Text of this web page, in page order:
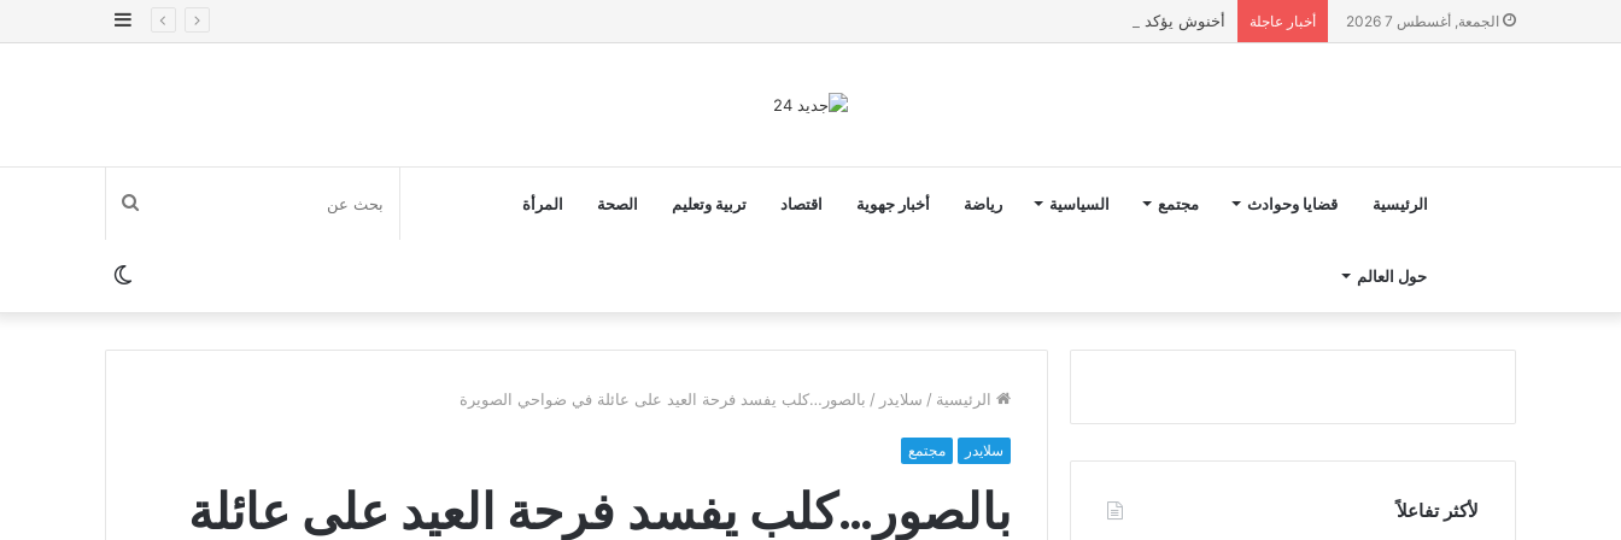
الجمعة, أغسطس 7 2026 أخبار عاجلة أخنوش يؤكد في المذكرة التوجيهية حول ميزانية 2027 أن ثوابت العدالة الاجتماعية والمجالية خيار استراتيجي للبلاد
إضافة
الرئيسية قضايا وحوادث مجتمع السياسية رياضة أخبار جهوية اقتصاد تربية وتعليم الصحة المرأة
حول العالم
بحث
عنالوضع
المظلم
الرئيسية / سلايدر / بالصور…كلب يفسد فرحة العيد على عائلة في ضواحي الصويرة
سلايدر مجتمع
بالصور…كلب يفسد فرحة العيد على عائلة
لأكثر تفاعلاً